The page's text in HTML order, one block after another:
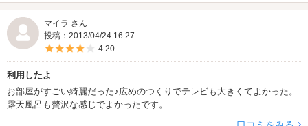
マイラ さん
投稿：2013/04/24 16:27
5つ星のうち4
4.20
利用したよ
お部屋がすごい綺麗だった♪広めのつくりでテレビも大きくてよかった。
露天風呂も贅沢な感じでよかったです。